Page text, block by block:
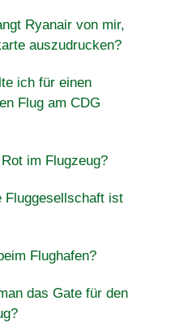
Ryanair von mir,
auszudrucken?
ich für einen
Flug am CDG
im Flugzeug?
Fluggesellschaft ist
Flughafen?
das Gate für den